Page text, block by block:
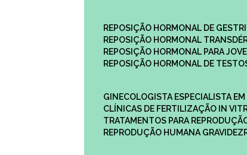
REPOSIÇÃO HORMONAL DE
REPOSIÇÃO HORMONAL
REPOSIÇÃO HORMONAL PARA
REPOSIÇÃO HORMONAL DE
GINECOLOGISTA ESPECIALISTA
CLÍNICAS DE FERTILIZAÇÃO IN
TRATAMENTOS PARA
REPRODUÇÃO HUMANA GRAVIDEZ